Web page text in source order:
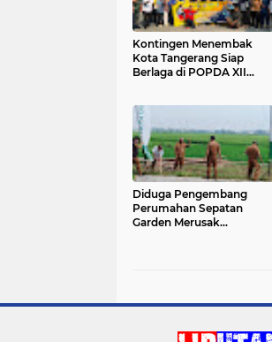
Kontingen Menembak
Kota Tangerang Siap
Berlaga di POPDA XII
Diduga Pengembang
Perumahan Sepatan
Garden Merusak